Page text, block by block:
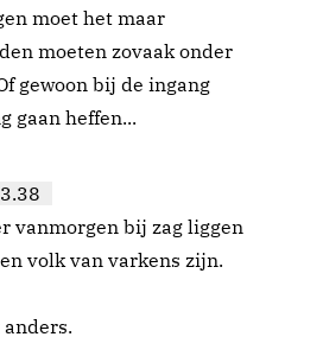
moet het maar
moeten zovaak onder
gewoon bij de ingang
gaan heffen...
vanmorgen bij zag liggen
volk van varkens zijn.